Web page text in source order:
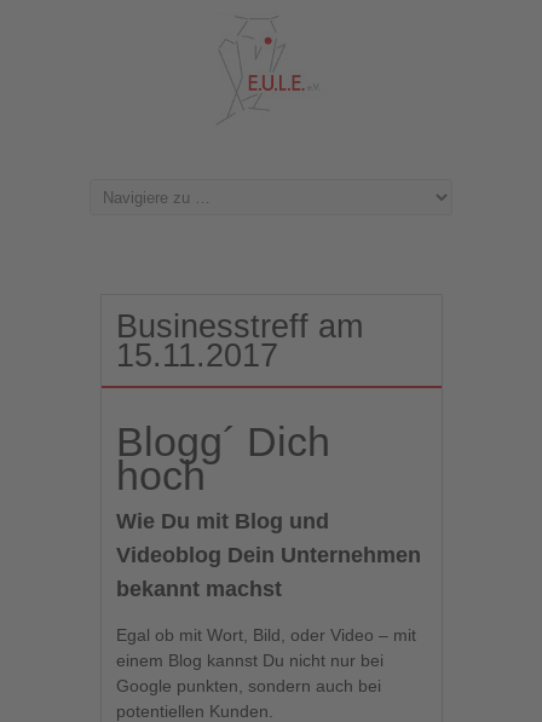
Businesstreff am
15.11.2017
Blogg´ Dich
hoch
Wie Du mit Blog und
Videoblog Dein Unternehmen
bekannt machst
Egal ob mit Wort, Bild, oder Video – mit
einem Blog kannst Du nicht nur bei
Google punkten, sondern auch bei
potentiellen Kunden.